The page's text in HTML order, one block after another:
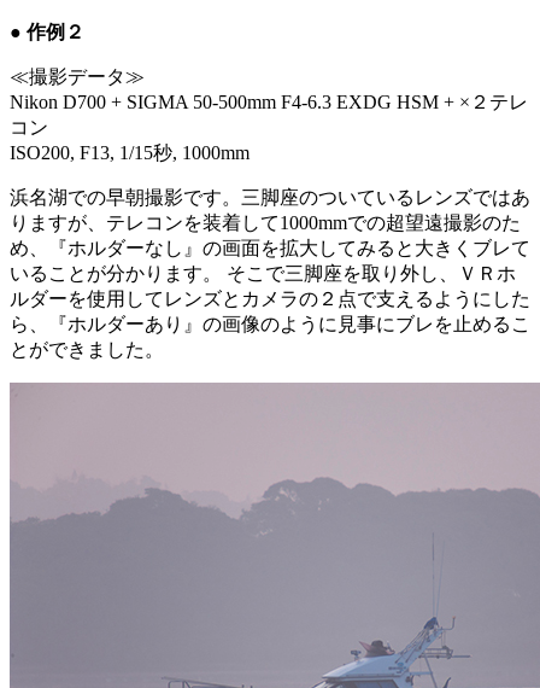
● 作例２
≪撮影データ≫
Nikon D700 + SIGMA 50-500mm F4-6.3 EXDG HSM + ×２テレ
コン
ISO200, F13, 1/15秒, 1000mm
浜名湖での早朝撮影です。三脚座のついているレンズではあ
りますが、テレコンを装着して1000mmでの超望遠撮影のた
め、『ホルダーなし』の画面を拡大してみると大きくブレて
いることが分かります。 そこで三脚座を取り外し、ＶＲホ
ルダーを使用してレンズとカメラの２点で支えるようにした
ら、『ホルダーあり』の画像のように見事にブレを止めるこ
とができました。